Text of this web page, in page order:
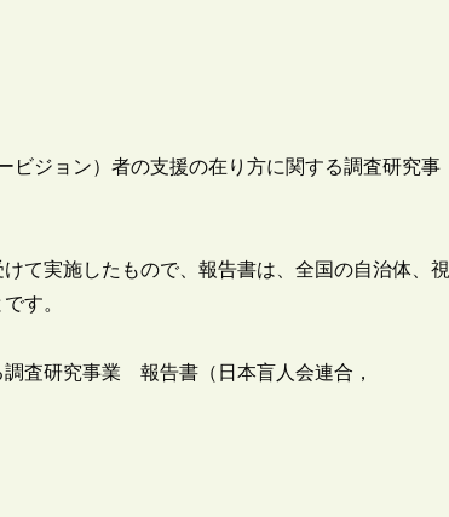
ビジョン）者の支援の在り方に関する調査研究事
て実施したもので、報告書は、全国の自治体、視
す。
査研究事業 報告書（日本盲人会連合，